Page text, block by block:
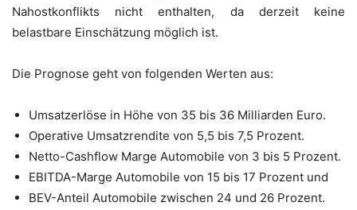
Nahostkonflikts nicht enthalten, da derzeit keine
belastbare Einschätzung möglich ist.
Die Prognose geht von folgenden Werten aus:
Umsatzerlöse in Höhe von 35 bis 36 Milliarden Euro.
Operative Umsatzrendite von 5,5 bis 7,5 Prozent.
Netto-Cashflow Marge Automobile von 3 bis 5 Prozent.
EBITDA-Marge Automobile von 15 bis 17 Prozent und
BEV-Anteil Automobile zwischen 24 und 26 Prozent.